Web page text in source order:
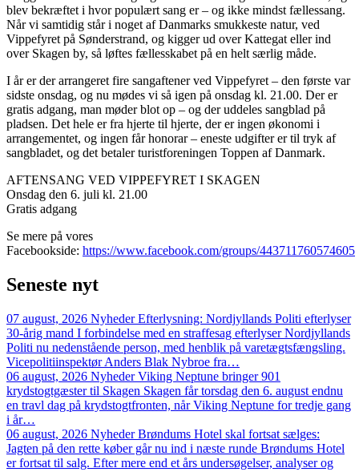
blev bekræftet i hvor populært sang er – og ikke mindst fællessang.
Når vi samtidig står i noget af Danmarks smukkeste natur, ved
Vippefyret på Sønderstrand, og kigger ud over Kattegat eller ind
over Skagen by, så løftes fællesskabet på en helt særlig måde.
I år er der arrangeret fire sangaftener ved Vippefyret – den første var
sidste onsdag, og nu mødes vi så igen på onsdag kl. 21.00. Der er
gratis adgang, man møder blot op – og der uddeles sangblad på
pladsen. Det hele er fra hjerte til hjerte, der er ingen økonomi i
arrangementet, og ingen får honorar – eneste udgifter er til tryk af
sangbladet, og det betaler turistforeningen Toppen af Danmark.
AFTENSANG VED VIPPEFYRET I SKAGEN
Onsdag den 6. juli kl. 21.00
Gratis adgang
Se mere på vores
Facebookside: https://www.facebook.com/groups/443711760574605
Seneste nyt
07 august, 2026 Nyheder Efterlysning: Nordjyllands Politi efterlyser
30-årig mand I forbindelse med en straffesag efterlyser Nordjyllands
Politi nu nedenstående person, med henblik på varetægtsfængsling.
Vicepolitiinspektør Anders Blak Nybroe fra…
06 august, 2026 Nyheder Viking Neptune bringer 901
krydstogtgæster til Skagen Skagen får torsdag den 6. august endnu
en travl dag på krydstogtfronten, når Viking Neptune for tredje gang
i år…
06 august, 2026 Nyheder Brøndums Hotel skal fortsat sælges:
Jagten på den rette køber går nu ind i næste runde Brøndums Hotel
er fortsat til salg. Efter mere end et års undersøgelser, analyser og